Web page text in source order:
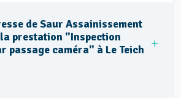
de Saur Assainissement
prestation "Inspection
passage caméra" à Le Teich